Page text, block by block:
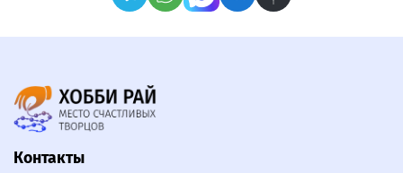
Контакты